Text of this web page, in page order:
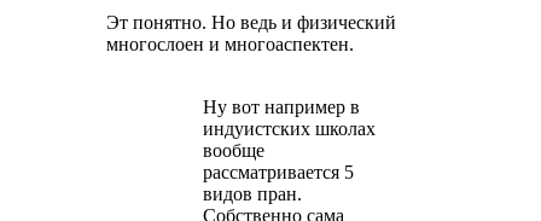
Эт понятно. Но ведь и физический
многослоен и многоаспектен.
Ну вот например в
индуистских школах
вообще
рассматривается 5
видов пран.
Собственно сама